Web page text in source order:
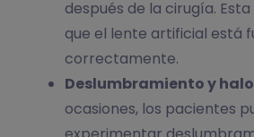
después de la cirugía.
que el lente artificial está
correctamente.
Deslumbramiento y
ocasiones, los pacientes